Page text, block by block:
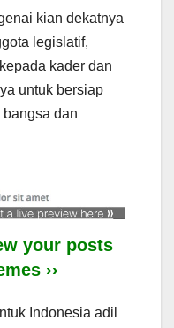
kian dekatnya
legislatif,
kader dan
untuk bersiap
dan
your posts
››
Indonesia adil